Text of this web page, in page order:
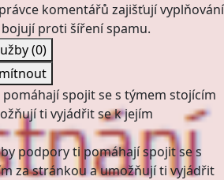
komentářů zajišťují vyplňování
proti šíření spamu.
(0)
spojit se s týmem stojícím
ti vyjádřit se k jejím
podpory ti pomáhají spojit se s
za stránkou a umožňují ti vyjádřit